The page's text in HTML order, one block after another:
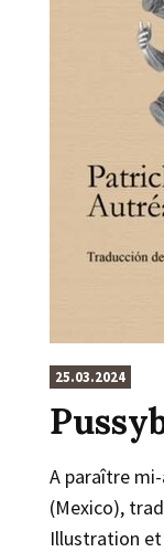
25.03.2024
A paraître
(Mexico),
Illustration et